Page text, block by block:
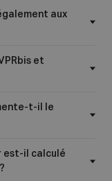
aux
et
t-il le
est-il calculé